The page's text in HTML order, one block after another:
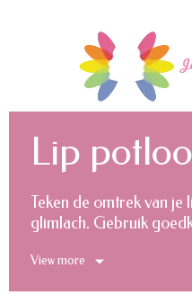
Lip
Teken de omtrek van
glimlach. Gebruik
verslaan. Met Je Sens le
View more